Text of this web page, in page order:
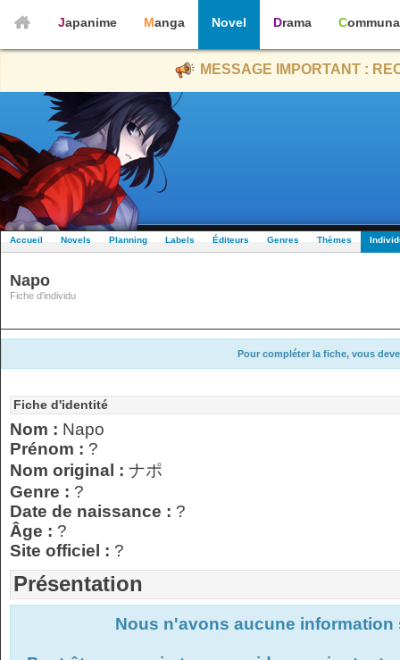
Japanime Manga Novel Drama
MESSAGE IMPORTANT :
Accueil Novels Planning Labels Éditeurs Genres Thèmes
Napo
Fiche d'individu
Pour compléter la fiche, vous
Fiche d'identité
Nom : Napo
Prénom : ?
Nom original : ナポ
Genre : ?
Date de naissance : ?
Âge : ?
Site officiel : ?
Présentation
Nous n'avons aucune